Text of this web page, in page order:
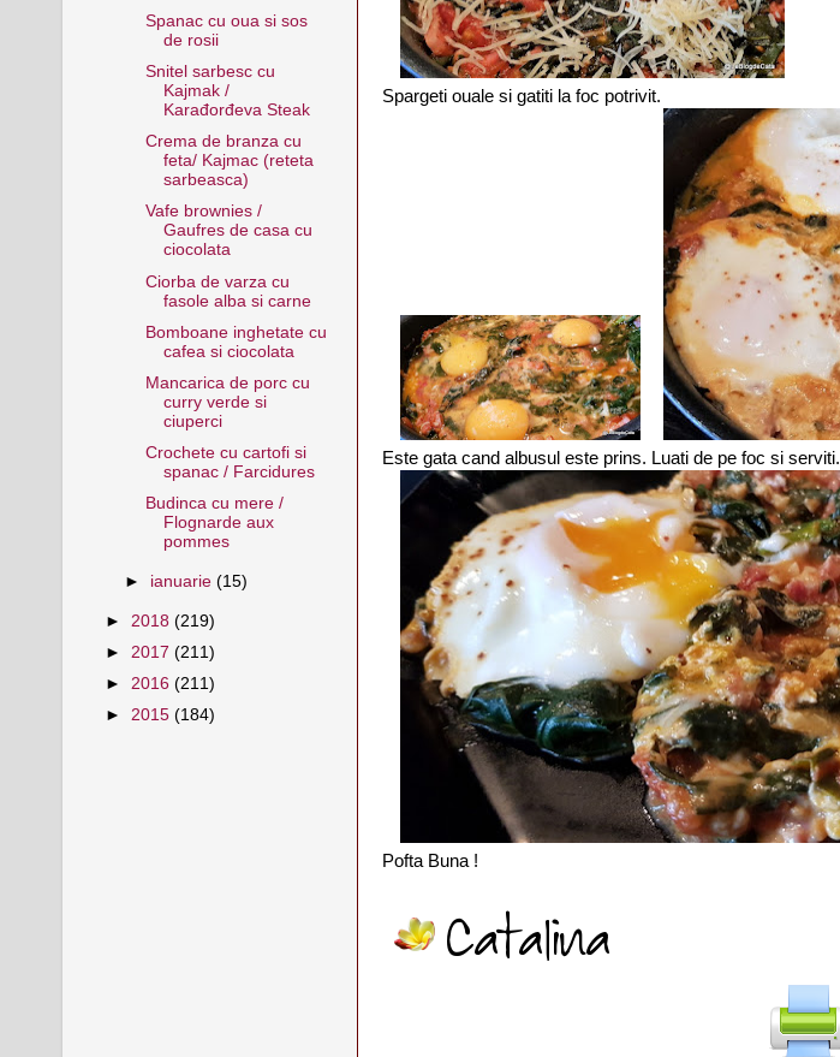
Spargeti ouale si gatiti la foc potrivit.
Este gata cand albusul este prins. Luati de pe foc si serviti.
Pofta Buna !
Spanac cu oua si sos
de rosii
Snitel sarbesc cu
Kajmak /
Karađorđeva Steak
Crema de branza cu
feta/ Kajmac (reteta
sarbeasca)
Vafe brownies /
Gaufres de casa cu
ciocolata
Ciorba de varza cu
fasole alba si carne
Bomboane inghetate cu
cafea si ciocolata
Mancarica de porc cu
curry verde si
ciuperci
Crochete cu cartofi si
spanac / Farcidures
Budinca cu mere /
Flognarde aux
pommes
► ianuarie(15)
► 2018 (219)
► 2017 (211)
► 2016 (211)
► 2015 (184)